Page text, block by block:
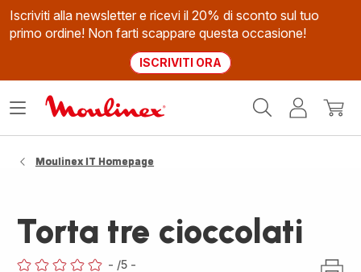
Iscriviti alla newsletter e ricevi il 20% di sconto sul tuo
primo ordine! Non farti scappare questa occasione!
ISCRIVITI ORA
Il
Apri
Moulinex IT Homepage
Torta tre cioccolati
- /5 -